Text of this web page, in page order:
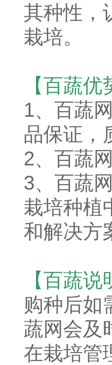
其种性，
栽培。
【百蔬优
1、 百蔬
品保证，
2、百蔬
3、百蔬
栽培种植
和解决方
【百蔬说
购种后如
蔬网会及
在栽培管